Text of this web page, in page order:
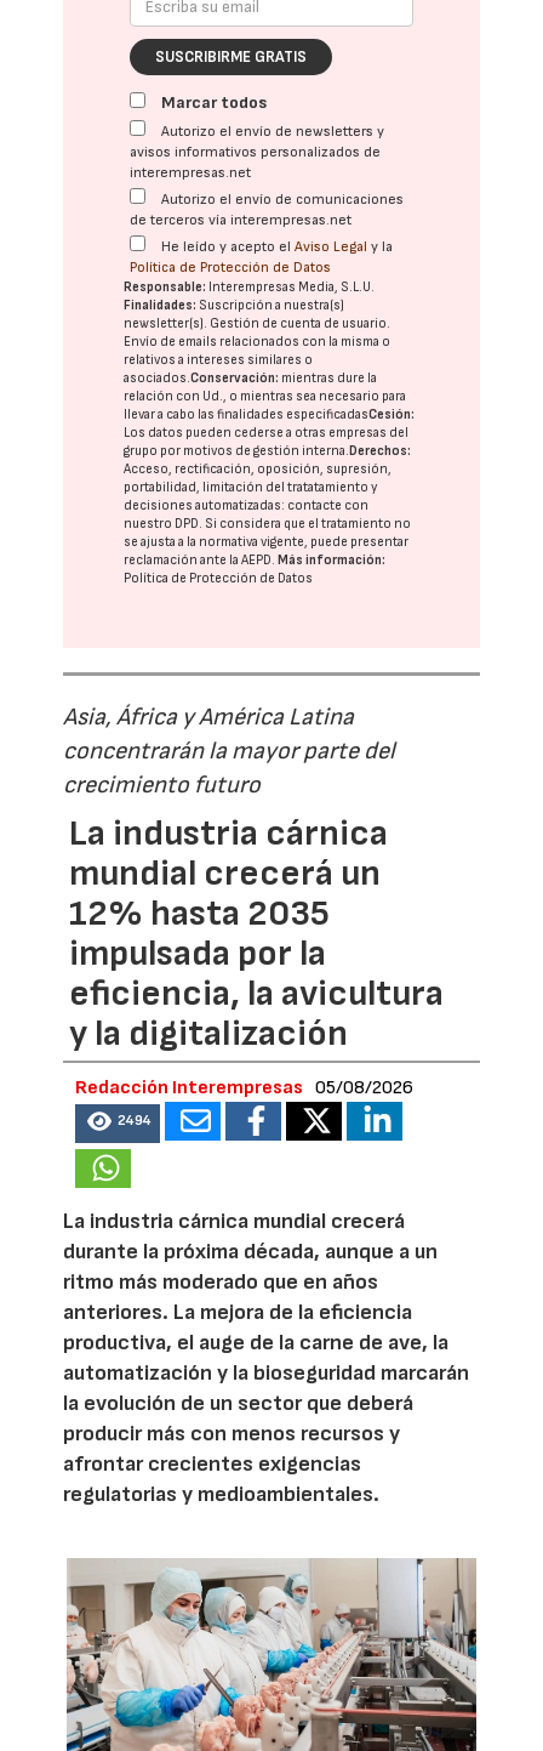
SUSCRIBIRME GRATIS
Marcar todos
Autorizo el envío de newsletters y
avisos informativos personalizados de
interempresas.net
Autorizo el envío de comunicaciones
de terceros vía interempresas.net
He leído y acepto elAviso Legal y la
Política de Protección de Datos
Responsable: Interempresas Media, S.L.U.
Finalidades: Suscripción a nuestra(s)
newsletter(s). Gestión de cuenta de usuario.
Envío de emails relacionados con la misma o
relativos a intereses similares o
asociados.Conservación: mientras dure la
relación con Ud., o mientras sea necesario para
llevar a cabo las finalidades especificadasCesión:
Los datos pueden cederse a otras empresas del
grupo por motivos de gestión interna. Derechos:
Acceso, rectificación, oposición, supresión,
portabilidad, limitación del tratatamiento y
decisiones automatizadas: contacte con
nuestro DPD. Si considera que el tratamiento no
se ajusta a la normativa vigente, puede presentar
reclamación ante laAEPD. Más información:
Política de Protección de Datos
Asia, África y América Latina
concentrarán la mayor parte del
crecimiento futuro
La industria cárnica
mundial crecerá un
12% hasta 2035
impulsada por la
eficiencia, la avicultura
y la digitalización
Redacción Interempresas 05/08/2026
2494
La industria cárnica mundial crecerá
durante la próxima década, aunque a un
ritmo más moderado que en años
anteriores. La mejora de la eficiencia
productiva, el auge de la carne de ave, la
automatización y la bioseguridad marcarán
la evolución de un sector que deberá
producir más con menos recursos y
afrontar crecientes exigencias
regulatorias y medioambientales.